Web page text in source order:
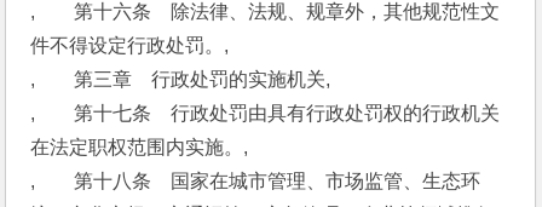
,　　第十六条　除法律、法规、规章外，其他规范性文
件不得设定行政处罚。,
,　　第三章　行政处罚的实施机关,
,　　第十七条　行政处罚由具有行政处罚权的行政机关
在法定职权范围内实施。,
,　　第十八条　国家在城市管理、市场监管、生态环